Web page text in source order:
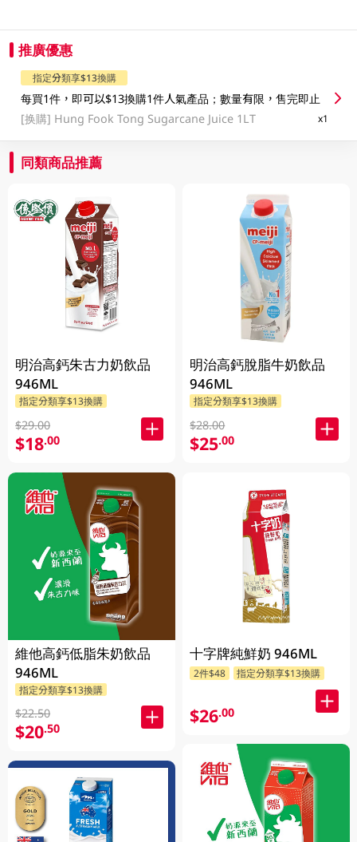
推廣優惠
指定分類享$13換購
每買1件，即可以$13換購1件人氣產品；數量有限，售完即止
[换購] Hung Fook Tong Sugarcane Juice 1LT x1
同類商品推薦
明治高鈣朱古力奶飲品
946ML
指定分類享$13換購
$29.00
$18.00
維他高鈣低脂朱奶飲品
946ML
指定分類享$13換購
$22.50
$20.50
明治高鈣脫脂牛奶飲品
946ML
指定分類享$13換購
$28.00
$25.00
十字牌純鮮奶 946ML
2件$48 指定分類享$13換購
$26.00